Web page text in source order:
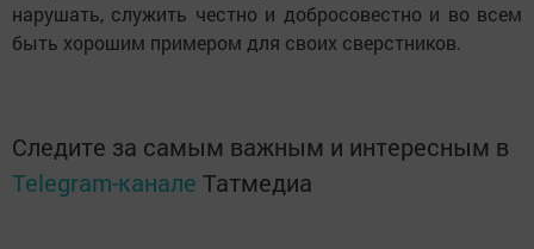
нарушать, служить честно и добросовестно и во всем
быть хорошим примером для своих сверстников.
Следите за самым важным и интересным в
Telegram-канале Татмедиа